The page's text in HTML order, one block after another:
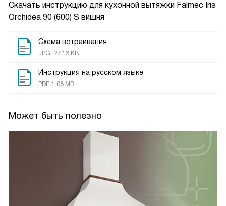
Скачать инструкцию для кухонной вытяжки Falmec Iris
Orchidea 90 (600) S вишня
Схема встраивания
JPG, 27.13 KB
Инструкция на русском языке
PDF, 1.08 MB
Может быть полезно